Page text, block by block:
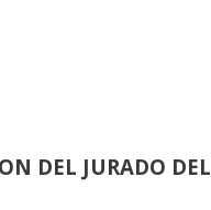
DEL JURADO DEL